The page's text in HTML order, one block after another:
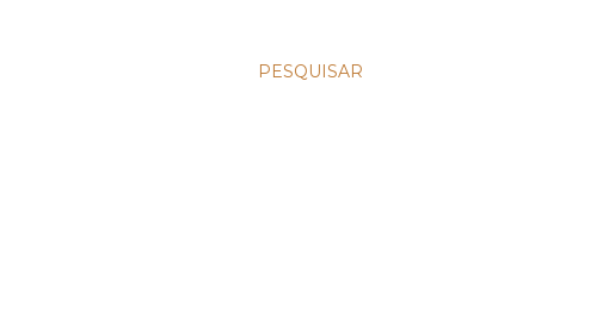
PESQUISAR